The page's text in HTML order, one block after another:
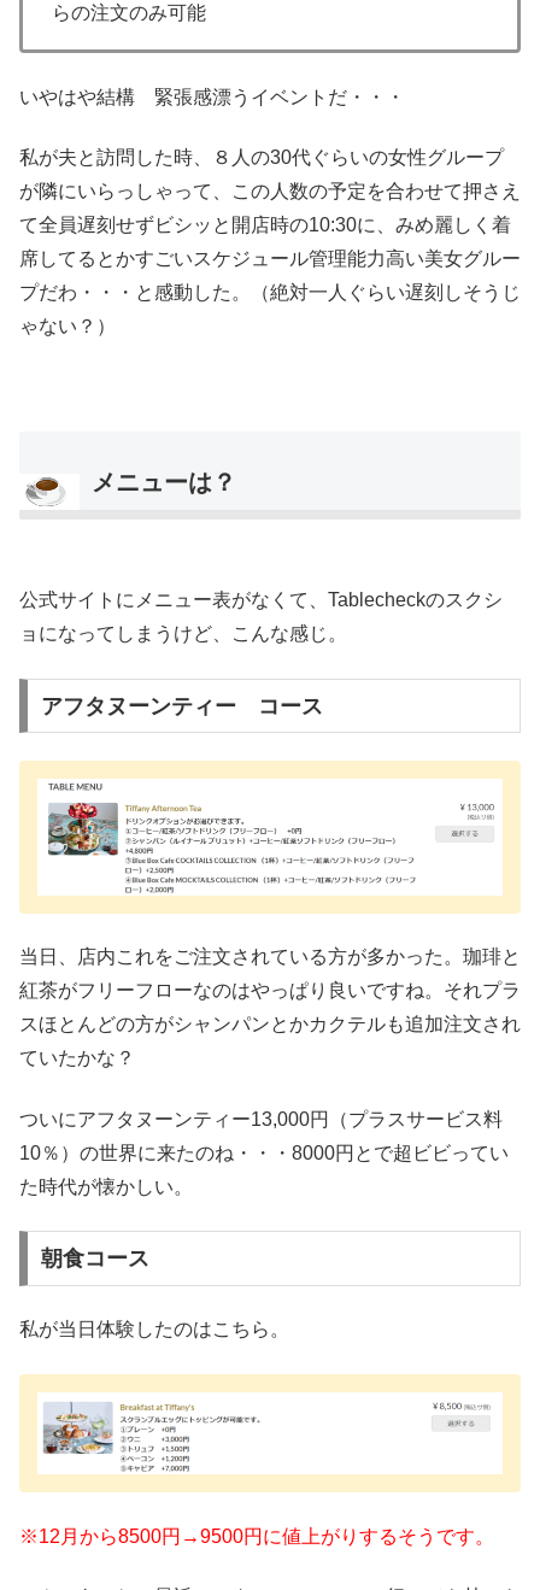
らの注文のみ可能
いやはや結構 緊張感漂うイベントだ・・・
私が夫と訪問した時、８人の30代ぐらいの女性グループ
が隣にいらっしゃって、この人数の予定を合わせて押さえ
て全員遅刻せずビシッと開店時の10:30に、みめ麗しく着
席してるとかすごいスケジュール管理能力高い美女グルー
プだわ・・・と感動した。（絶対一人ぐらい遅刻しそうじ
ゃない？）
メニューは？
公式サイトにメニュー表がなくて、Tablecheckのスクシ
ョになってしまうけど、こんな感じ。
アフタヌーンティー コース
当日、店内これをご注文されている方が多かった。珈琲と
紅茶がフリーフローなのはやっぱり良いですね。それプラ
スほとんどの方がシャンパンとかカクテルも追加注文され
ていたかな？
ついにアフタヌーンティー13,000円（プラスサービス料
10％）の世界に来たのね・・・8000円とで超ビビってい
た時代が懐かしい。
朝食コース
私が当日体験したのはこちら。
※12月から8500円→9500円に値上がりするそうです。